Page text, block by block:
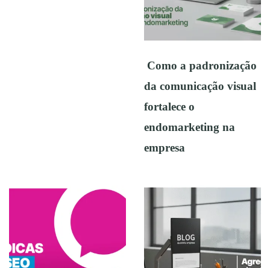
Como a padronização
da comunicação visual
fortalece o
endomarketing na
empresa